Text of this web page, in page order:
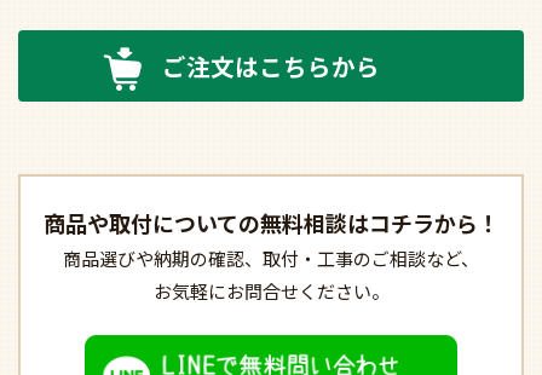
ご注文はこちらから
商品や取付についての無料相談はコチラから！
商品選びや納期の確認、 取付・工事のご相談など、
お気軽にお問合せください。